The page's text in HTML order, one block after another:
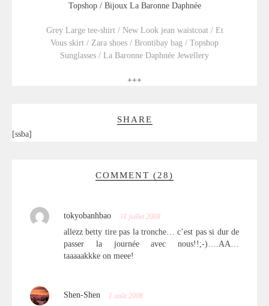
Topshop / Bijoux La Baronne Daphnée
Grey Large tee-shirt / New Look jean waistcoat / Et
Vous skirt / Zara shoes / Brontibay bag / Topshop
Sunglasses / La Baronne Daphnée Jewellery
+++
SHARE
[ssba]
COMMENT (28)
tokyobanhbao 31 juillet 2008
allezz betty tire pas la tronche… c’est pas si dur de
passer la journée avec nous!!;-)….AA…
taaaaakkke on meee!
Shen-Shen 1 août 2008